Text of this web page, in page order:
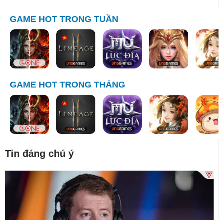
GAME HOT TRONG TUẦN
GAME HOT TRONG THÁNG
Tin đáng chú ý